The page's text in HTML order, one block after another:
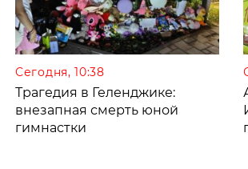
Сегодня, 10:38
Трагедия в Геленджике:
внезапная смерть юной
гимнастки